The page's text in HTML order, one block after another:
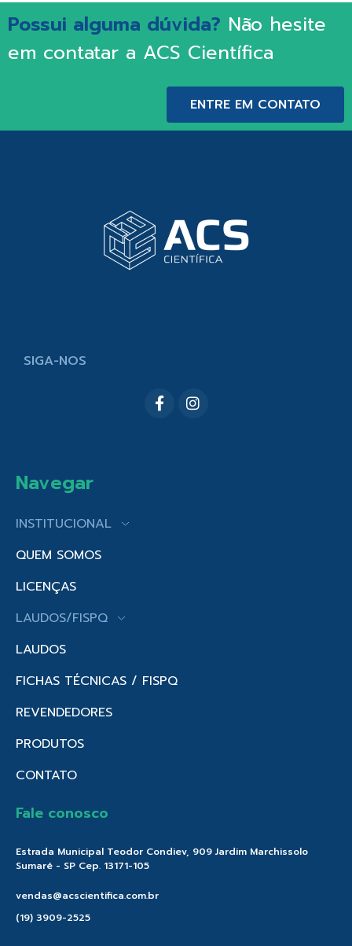
Possui alguma dúvida? Não hesite
em contatar a ACS Científica
ENTRE EM CONTATO
SIGA-NOS
Navegar
INSTITUCIONAL
QUEM SOMOS
LICENÇAS
LAUDOS/FISPQ
LAUDOS
FICHAS TÉCNICAS / FISPQ
REVENDEDORES
PRODUTOS
CONTATO
Fale conosco
Estrada Municipal Teodor Condiev, 909 Jardim Marchissolo
Sumaré - SP Cep. 13171-105
vendas@acscientifica.com.br
(19) 3909-2525